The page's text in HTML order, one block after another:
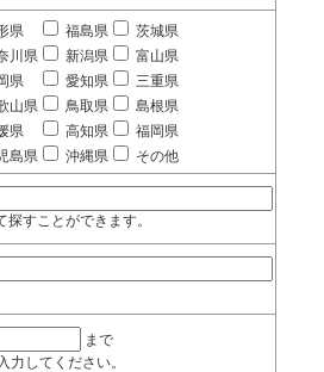
県 福島県
茨城県
川県 新潟県
富山県
県 愛知県
三重県
山県 鳥取県
島根県
県 高知県
福岡県
島県 沖縄県 その他
すことができます。
まで
してください。